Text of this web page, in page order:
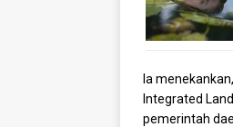
Ia
Integrated
pemerintah